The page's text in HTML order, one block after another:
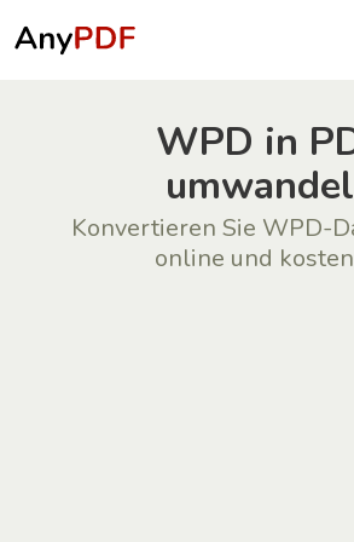
WPD in
Konvertieren Sie WPD-
online und